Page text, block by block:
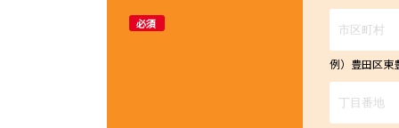
必須
例）豊田区東